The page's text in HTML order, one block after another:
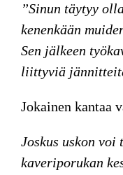
”Sinun täytyy
kenenkään
Sen jälkeen
liittyviä
Jokainen kantaa
Joskus uskon voi
kaveriporukan